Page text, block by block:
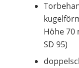
Höhe 70
SD 95)